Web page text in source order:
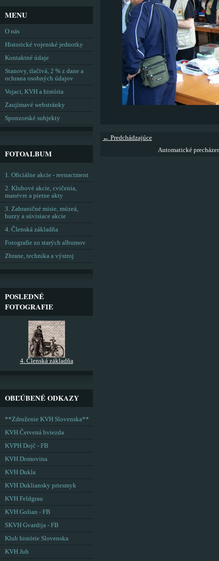
← Predchádzajúce
Automatické
MENU
O nás
Historické vojenské jednotky
Kontaktné údaje
Stanovy, tlačivá, 2 % z dane a
ochrana osobných údajov
Vojaci, KVH a história
Zaujímavé webstránky
Sponzorské subjekty
FOTOALBUM
1. Oficiálne akcie - reenactment
2. Klubové akcie, cvičenia,
manévre a pietne akty
3. Zahraničné misie, múzeá,
burzy a súvisiace akcie
4. Členská základňa
Fotografie zo starých albumov
Zbrane, technika a výstroj
POSLEDNÉ
FOTOGRAFIE
4. Členská základňa
OBĽÚBENÉ ODKAZY
**Združenie KVH Slovenska**
KVH Červená hviezda
KVPH Dojč - FB
KVH Domovina
KVH Dukla
KVH Dukliansky priesmyk
KVH Feldgrau
KVH Golian - FB
SKVH Gvardija - FB
Klub histórie Slovenska
KVH Juh